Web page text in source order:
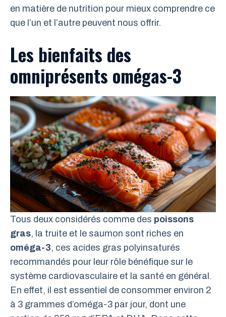
en matière de nutrition pour mieux comprendre ce
que l’un et l’autre peuvent nous offrir.
Les bienfaits des
omniprésents omégas-3
Tous deux considérés comme des poissons
gras, la truite et le saumon sont riches en
oméga-3, ces acides gras polyinsaturés
recommandés pour leur rôle bénéfique sur le
système cardiovasculaire et la santé en général.
En effet, il est essentiel de consommer environ 2
à 3 grammes d’oméga-3 par jour, dont une